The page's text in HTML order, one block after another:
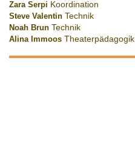
Zara Serpi Koordination
Steve Valentin Technik
Noah Brun Technik
Alina Immoos Theaterpädagogik